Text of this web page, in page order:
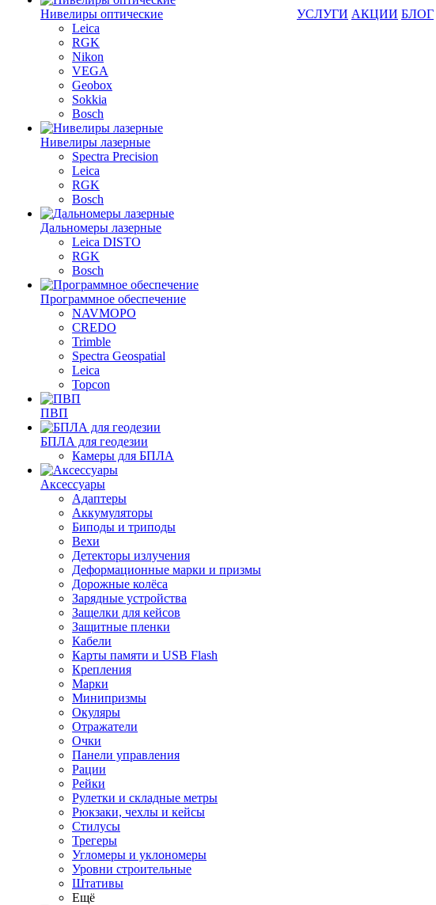
Нивелиры оптические
Leica
RGK
Nikon
VEGA
Geobox
Sokkia
Bosch
Нивелиры лазерные
Spectra Precision
Leica
RGK
Bosch
Дальномеры лазерные
Leica DISTO
RGK
Bosch
Программное обеспечение
NAVMOPO
CREDO
Trimble
Spectra Geospatial
Leica
Topcon
ПВП
БПЛА для геодезии
Камеры для БПЛА
Аксессуары
Адаптеры
Аккумуляторы
Биподы и триподы
Вехи
Детекторы излучения
Деформационные марки и призмы
Дорожные колёса
Зарядные устройства
Защелки для кейсов
Защитные пленки
Кабели
Карты памяти и USB Flash
Крепления
Марки
Минипризмы
Окуляры
Отражатели
Очки
Панели управления
Рации
Рейки
Рулетки и складные метры
Рюкзаки, чехлы и кейсы
Стилусы
Трегеры
Угломеры и уклономеры
Уровни строительные
Штативы
Ещё
УСЛУГИ АКЦИИ БЛОГ